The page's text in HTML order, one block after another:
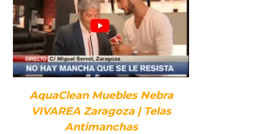
AquaClean Muebles Nebra
VIVAREA Zaragoza | Telas
Antimanchas